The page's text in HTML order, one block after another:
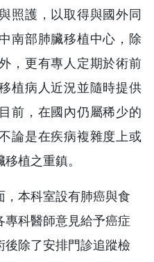
照護，以取得與國外同
南部肺臟移植中心，除
，更有專人定期於術前
植病人近況並隨時提供
前，在國內仍屬稀少的
論是在疾病複雜度上或
植之重鎮。
本科室設有肺癌與食
科醫師意見給予癌症
除了安排門診追蹤檢